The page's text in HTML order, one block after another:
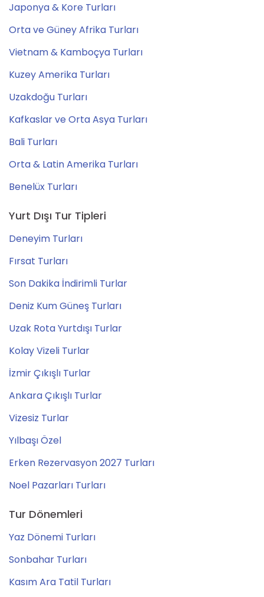
Japonya & Kore Turları
Orta ve Güney Afrika Turları
Vietnam & Kamboçya Turları
Kuzey Amerika Turları
Uzakdoğu Turları
Kafkaslar ve Orta Asya Turları
Bali Turları
Orta & Latin Amerika Turları
Benelüx Turları
Yurt Dışı Tur Tipleri
Deneyim Turları
Fırsat Turları
Son Dakika İndirimli Turlar
Deniz Kum Güneş Turları
Uzak Rota Yurtdışı Turlar
Kolay Vizeli Turlar
İzmir Çıkışlı Turlar
Ankara Çıkışlı Turlar
Vizesiz Turlar
Yılbaşı Özel
Erken Rezervasyon 2027 Turları
Noel Pazarları Turları
Tur Dönemleri
Yaz Dönemi Turları
Sonbahar Turları
Kasım Ara Tatil Turları